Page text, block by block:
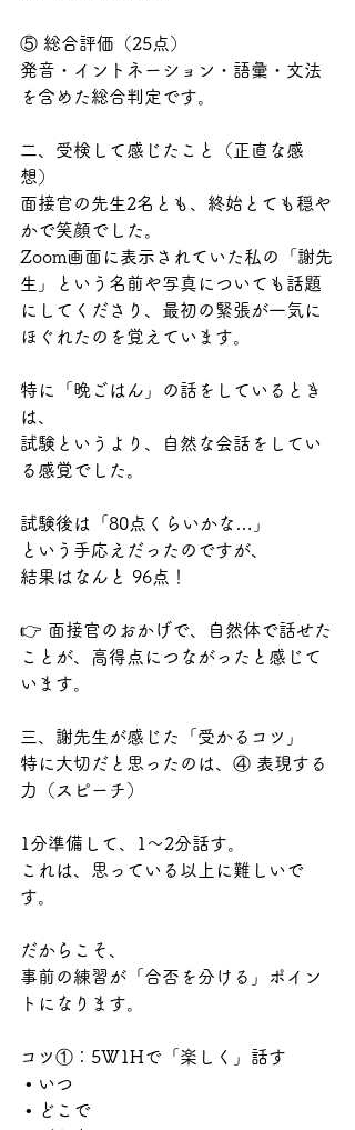
⑤ 総合評価（25点）
発音・イントネーション・語彙・文法
を含めた総合判定です。
二、受検して感じたこと（正直な感
想）
面接官の先生2名とも、終始とても穏や
かで笑顔でした。
Zoom画面に表示されていた私の「謝先
生」という名前や写真についても話題
にしてくださり、最初の緊張が一気に
ほぐれたのを覚えています。
特に「晩ごはん」の話をしているとき
は、
試験というより、自然な会話をしてい
る感覚でした。
試験後は「80点くらいかな…」
という手応えだったのですが、
結果はなんと 96点！
👉 面接官のおかげで、自然体で話せた
ことが、高得点につながったと感じて
います。
三、謝先生が感じた「受かるコツ」
特に大切だと思ったのは、④ 表現する
力（スピーチ）
1分準備して、1〜2分話す。
これは、思っている以上に難しいで
す。
だからこそ、
事前の練習が「合否を分ける」ポイン
トになります。
コツ①：5W1Hで「楽しく」話す
• いつ
• どこで